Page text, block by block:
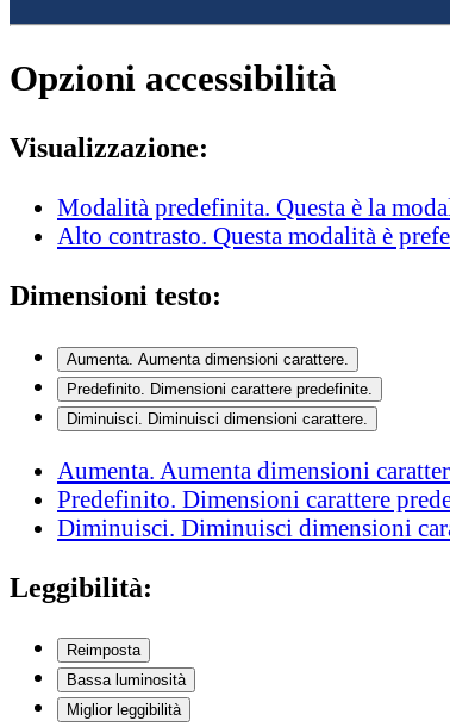
Opzioni accessibilità
Visualizzazione:
Modalità predefinita. Questa è la
Alto contrasto. Questa modalità è
Dimensioni testo:
Aumenta . Aumenta dimensioni carattere.
Predefinito . Dimensioni carattere predefinite.
Diminuisci . Diminuisci dimensioni carattere.
Aumenta . Aumenta dimensioni
Predefinito . Dimensioni carattere
Diminuisci . Diminuisci dimensioni
Leggibilità:
Reimposta
Bassa luminosità
Miglior leggibilità